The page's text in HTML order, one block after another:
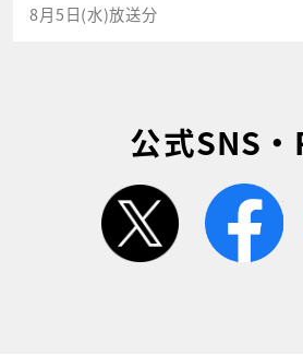
8月5日(水)放送分
公式SNS・
twitter